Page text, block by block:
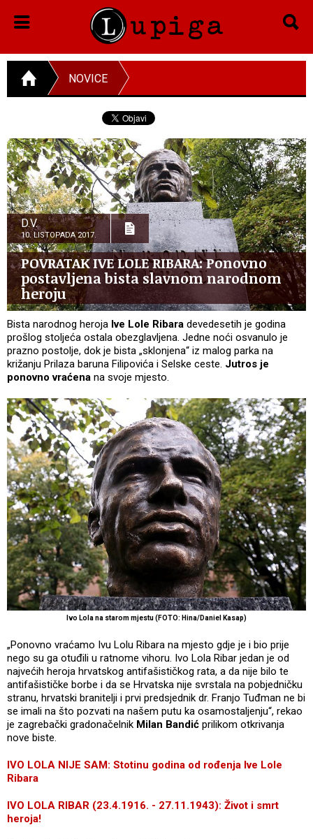
NOVICE
D.V.
10. LISTOPADA 2017.
POVRATAK IVE LOLE RIBARA: Ponovno
postavljena bista slavnom narodnom
heroju
Bista narodnog heroja Ive Lole Ribara devedesetih je godina
prošlog stoljeća ostala obezglavljena. Jedne noći osvanulo je
prazno postolje, dok je bista „sklonjena“ iz malog parka na
križanju Prilaza baruna Filipovića i Selske ceste. Jutros je
ponovno vraćena na svoje mjesto.
Ivo Lola na starom mjestu (FOTO: Hina/Daniel Kasap)
„Ponovno vraćamo Ivu Lolu Ribara na mjesto gdje je i bio prije
nego su ga otuđili u ratnome vihoru. Ivo Lola Ribar jedan je od
najvećih heroja hrvatskog antifašističkog rata, a da nije bilo te
antifašističke borbe i da se Hrvatska nije svrstala na pobjedničku
stranu, hrvatski branitelji i prvi predsjednik dr. Franjo Tuđman ne bi
se imali na što pozvati na našem putu ka osamostaljenju“, rekao
je zagrebački gradonačelnik Milan Bandić prilikom otkrivanja
nove biste.
IVO LOLA NIJE SAM: Stotinu godina od rođenja Ive Lole
Ribara
IVO LOLA RIBAR (23.4.1916. - 27.11.1943): Život i smrt
heroja!